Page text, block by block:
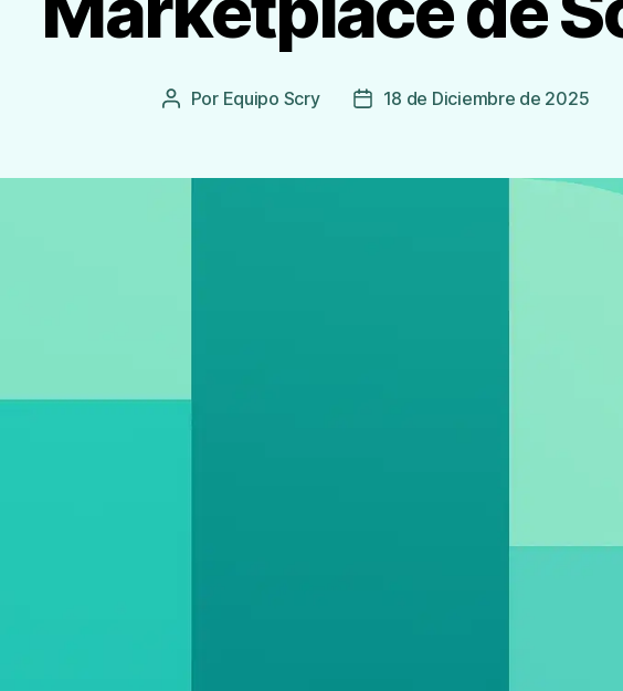
Autor
Entrada
Por Equipo Scry
Fecha18 de Diciembre de 2025